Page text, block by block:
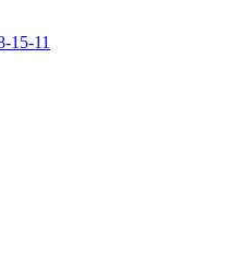
15-11